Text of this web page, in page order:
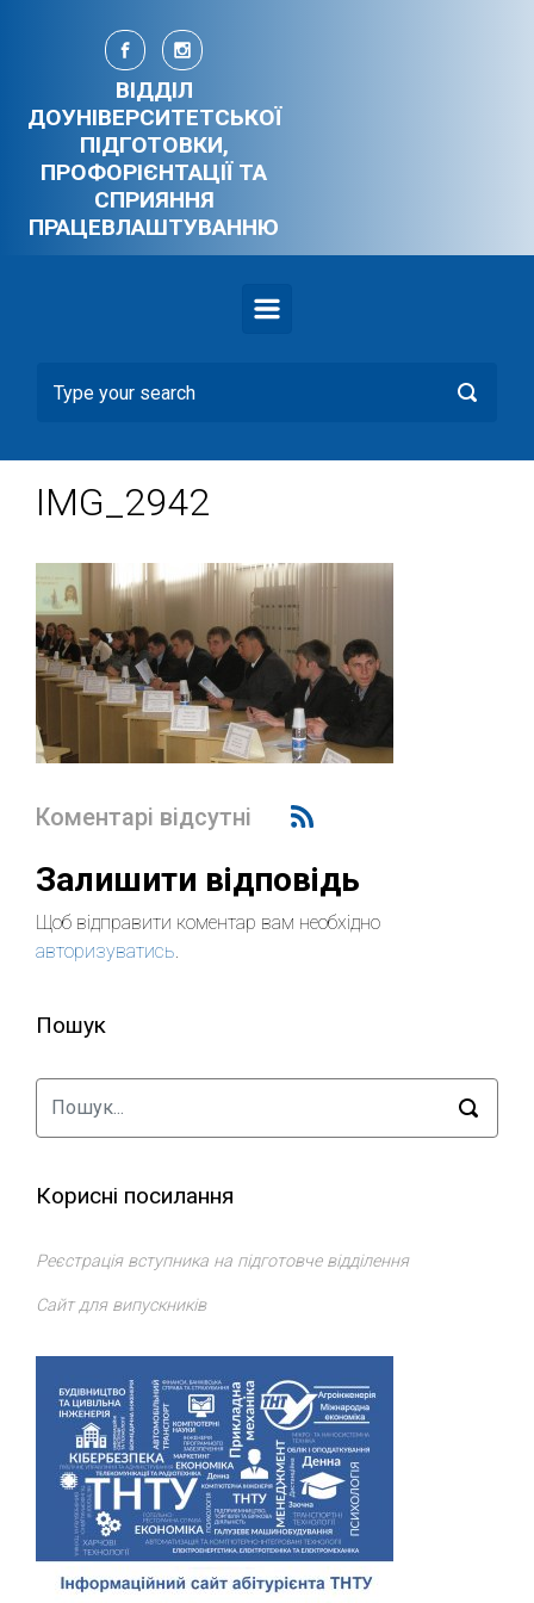
Skip to main content
ВІДДІЛ
ДОУНІВЕРСИТЕТСЬКОЇ
ПІДГОТОВКИ,
ПРОФОРІЄНТАЦІЇ ТА
СПРИЯННЯ
ПРАЦЕВЛАШТУВАННЮ
IMG_2942
Коментарі відсутні
Залишити відповідь
Щоб відправити коментар вам необхідно
авторизуватись.
Пошук
Корисні посилання
Реєстрація вступника на підготовче відділення
Сайт для випускників